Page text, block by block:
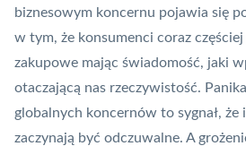
biznesowym koncernu pojawia się
w tym, że konsumenci coraz częściej
zakupowe mając świadomość, jaki
otaczającą nas rzeczywistość.
globalnych koncernów to sygnał,
zaczynają być odczuwalne. A